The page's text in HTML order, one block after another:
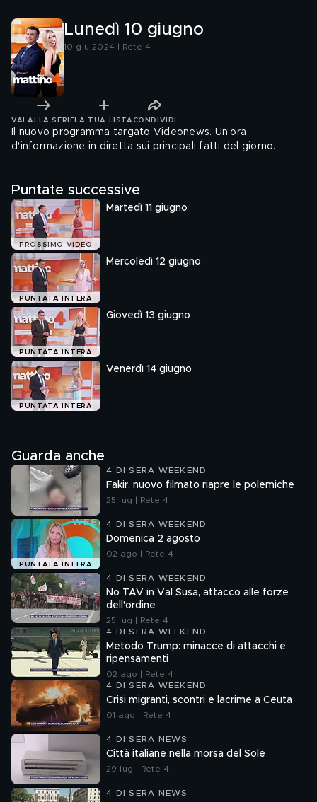
Lunedì 10 giugno
10 giu 2024 | Rete 4
VAI ALLA SERIE LA TUA LISTA CONDIVIDI
Il nuovo programma targato Videonews. Un'ora
d'informazione in diretta sui principali fatti del giorno.
Puntate successive
PROSSIMO VIDEO
Martedì 11 giugno
PUNTATA INTERA
Mercoledì 12 giugno
PUNTATA INTERA
Giovedì 13 giugno
PUNTATA INTERA
Venerdì 14 giugno
Guarda anche
4 DI SERA WEEKEND
Fakir, nuovo filmato riapre le polemiche
25 lug | Rete 4
PUNTATA INTERA
4 DI SERA WEEKEND
Domenica 2 agosto
02 ago | Rete 4
4 DI SERA WEEKEND
No TAV in Val Susa, attacco alle forze
dell'ordine
25 lug | Rete 4
4 DI SERA WEEKEND
Metodo Trump: minacce di attacchi e
ripensamenti
02 ago | Rete 4
4 DI SERA WEEKEND
Crisi migranti, scontri e lacrime a Ceuta
01 ago | Rete 4
4 DI SERA NEWS
Città italiane nella morsa del Sole
29 lug | Rete 4
4 DI SERA NEWS